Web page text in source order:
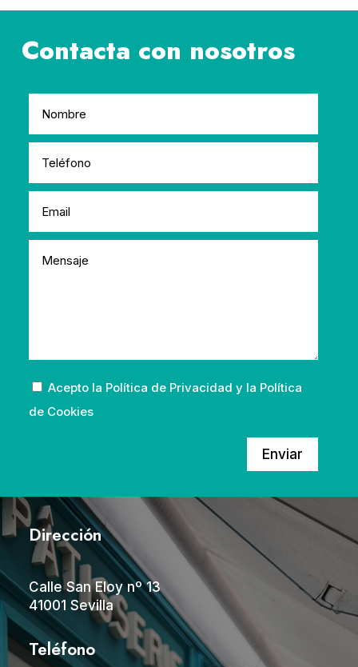
Contacta con nosotros
Acepto la Política de Privacidad y la Política
de Cookies
Enviar
Dirección
Calle San Eloy nº 13
41001 Sevilla
Teléfono